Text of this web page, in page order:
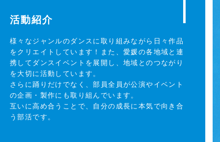
活動紹介
様々なジャンルのダンスに取り組みながら日々作品
をクリエイトしています！また、愛媛の各地域と連
携してダンスイベントを展開し、地域とのつながり
を大切に活動しています。
さらに踊りだけでなく、部員全員が公演やイベント
の企画・製作にも取り組んでいます。
互いに高め合うことで、自分の成長に本気で向き合
う部活です。